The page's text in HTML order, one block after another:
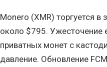
Monero (XMR) торгуется
около $795. Ужесточение
приватных монет с
давление. Обновление